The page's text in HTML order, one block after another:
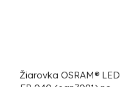
Žiarovka OSRAM® LED